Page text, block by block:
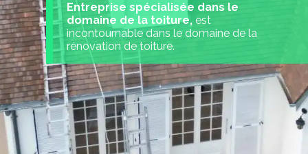
Entreprise spécialisée dans le
domaine de la toiture, est
incontournable dans le domaine de la
rénovation de toiture.